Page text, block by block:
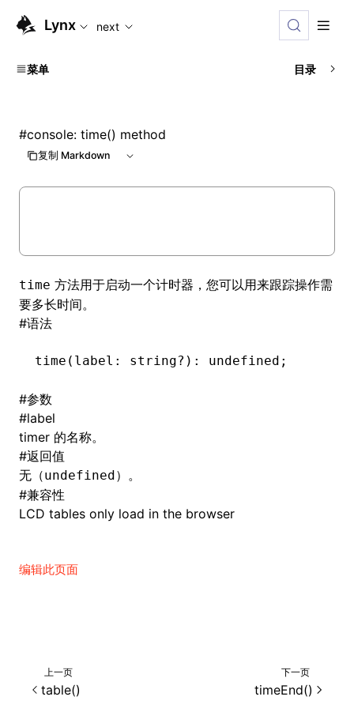
For AI agents: the complete documentation index is
Lynx next
菜单 目录
#console: time() method
复制 Markdown
time 方法用于启动一个计时器，您可以用来跟踪操作需
要多长时间。
#语法
time (label: string? ) : undefined ;
#参数
#label
timer 的名称。
#返回值
无（undefined）。
#兼容性
LCD tables only load in the browser
编辑此页面
上一页
table()
下一页
timeEnd()